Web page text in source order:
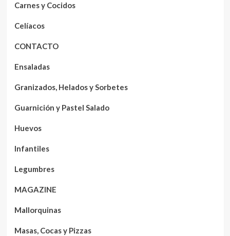
Carnes y Cocidos
Celíacos
CONTACTO
Ensaladas
Granizados, Helados y Sorbetes
Guarnición y Pastel Salado
Huevos
Infantiles
Legumbres
MAGAZINE
Mallorquinas
Masas, Cocas y Pizzas